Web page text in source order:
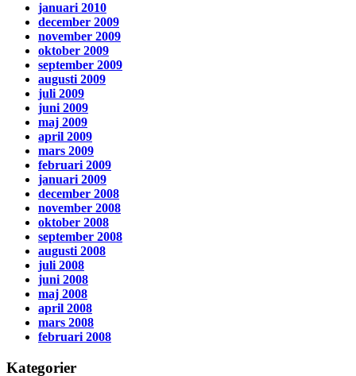
januari 2010
december 2009
november 2009
oktober 2009
september 2009
augusti 2009
juli 2009
juni 2009
maj 2009
april 2009
mars 2009
februari 2009
januari 2009
december 2008
november 2008
oktober 2008
september 2008
augusti 2008
juli 2008
juni 2008
maj 2008
april 2008
mars 2008
februari 2008
Kategorier